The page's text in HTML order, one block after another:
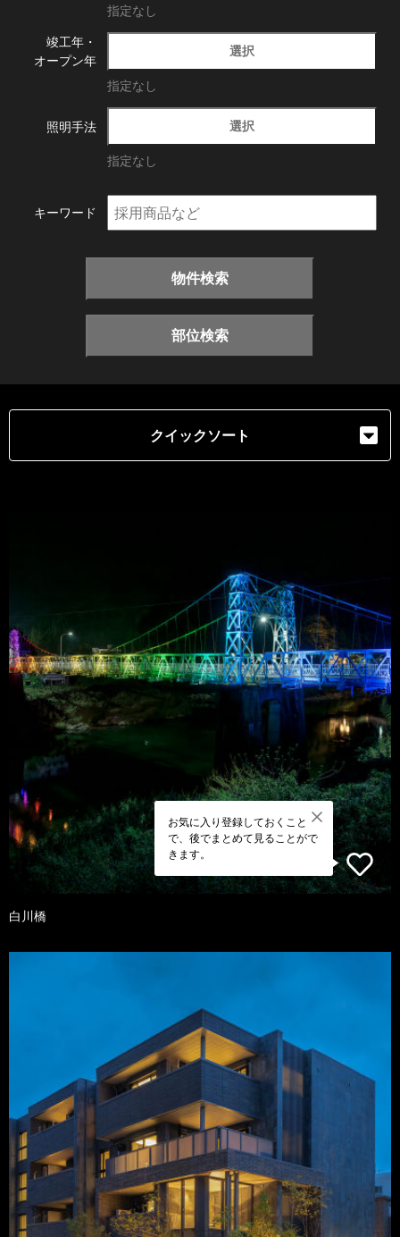
指定なし
竣工年・
オープン年
選択
指定なし
照明手法 選択
指定なし
キーワード
物件検索
部位検索
クイックソート
お気に入り登録しておくこと
で、後でまとめて見ることがで
きます。
白川橋